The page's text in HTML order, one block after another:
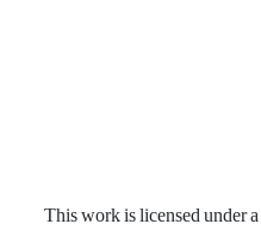
This work is licensed under a